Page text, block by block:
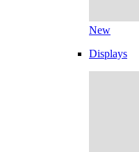
New
Displays